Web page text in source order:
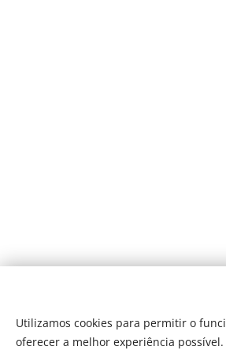
Utilizamos cookies para permitir o
oferecer a melhor experiência possível.